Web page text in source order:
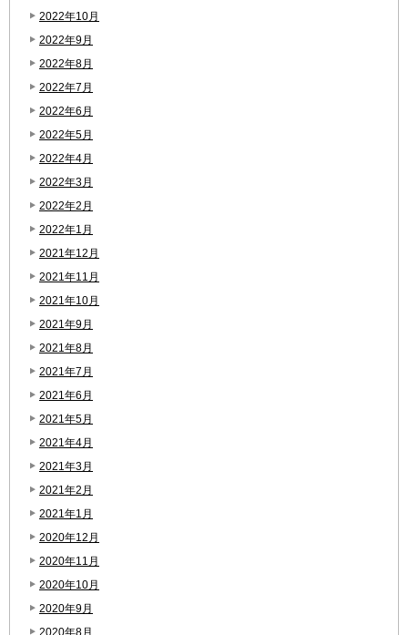
2022年10月
2022年9月
2022年8月
2022年7月
2022年6月
2022年5月
2022年4月
2022年3月
2022年2月
2022年1月
2021年12月
2021年11月
2021年10月
2021年9月
2021年8月
2021年7月
2021年6月
2021年5月
2021年4月
2021年3月
2021年2月
2021年1月
2020年12月
2020年11月
2020年10月
2020年9月
2020年8月